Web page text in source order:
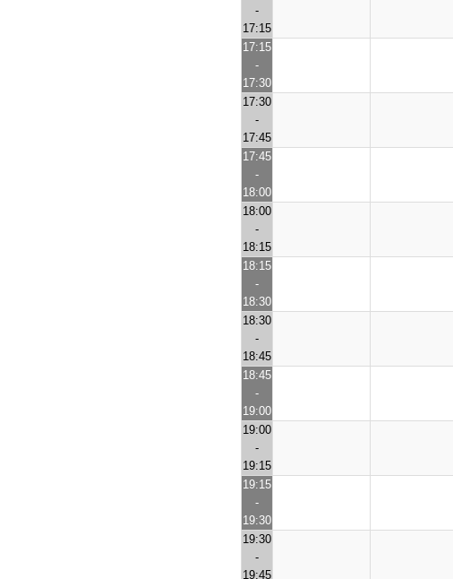
-
17:15
17:15
-
17:30
17:30
-
17:45
17:45
-
18:00
18:00
-
18:15
18:15
-
18:30
18:30
-
18:45
18:45
-
19:00
19:00
-
19:15
19:15
-
19:30
19:30
-
19:45